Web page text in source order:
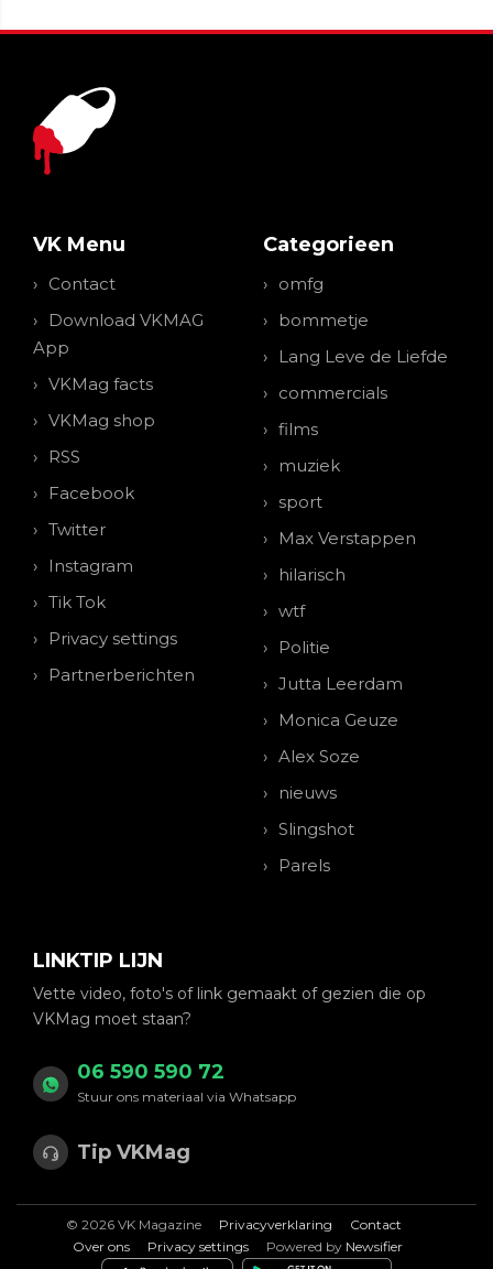
VK Menu
Contact
Download VKMAG
App
VKMag facts
VKMag shop
RSS
Facebook
Twitter
Instagram
Tik Tok
Privacy settings
Partnerberichten
Categorieen
omfg
bommetje
Lang Leve de Liefde
commercials
films
muziek
sport
Max Verstappen
hilarisch
wtf
Politie
Jutta Leerdam
Monica Geuze
Alex Soze
nieuws
Slingshot
Parels
LINKTIP LIJN
Vette video, foto's of link gemaakt of gezien die op
VKMag moet staan?
06 590 590 72
Stuur ons materiaal via Whatsapp
Tip VKMag
© 2026 VK Magazine Privacyverklaring
Contact
Over ons
Privacy settings Powered by Newsifier